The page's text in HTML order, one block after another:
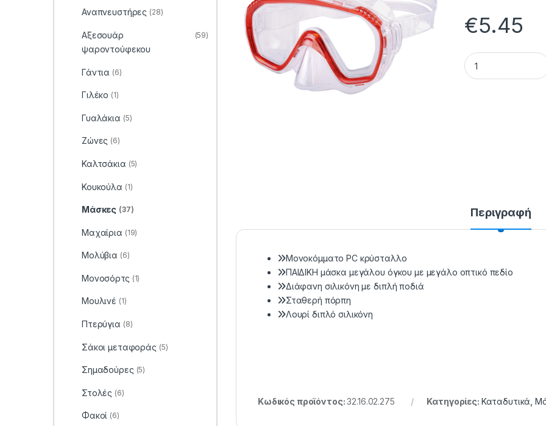
€5.45
ΜΑΣΚΑ 275CPP -
Περιγραφή
Μονοκόμματο PC κρύσταλλο
ΠΑΙΔΙΚΗ μάσκα μεγάλου όγκου με μεγάλο οπτικό πεδίο
Διάφανη σιλικόνη με διπλή ποδιά
Σταθερή πόρπη
Λουρί διπλό σιλικόνη
Κωδικός προϊόντος:32.16.02.275 Κατηγορίες: Καταδυτικά ,
Αναπνευστήρες (28)
Αξεσουάρ
ψαροντούφεκου
(59)
Γάντια (6)
Γιλέκο (1)
Γυαλάκια (5)
Ζώνες (6)
Καλτσάκια (5)
Κουκούλα (1)
Μάσκες (37)
Μαχαίρια (19)
Μολύβια (6)
Μονοσόρτς (1)
Μουλινέ (1)
Πτερύγια (8)
Σάκοι μεταφοράς (5)
Σημαδούρες (5)
Στολές (6)
Φακοί (6)